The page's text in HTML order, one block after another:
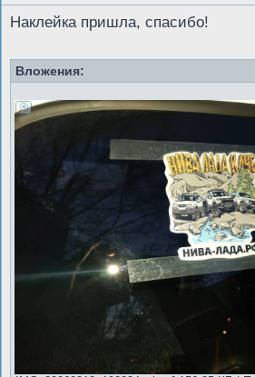
Наклейка пришла, спасибо!
Вложения: